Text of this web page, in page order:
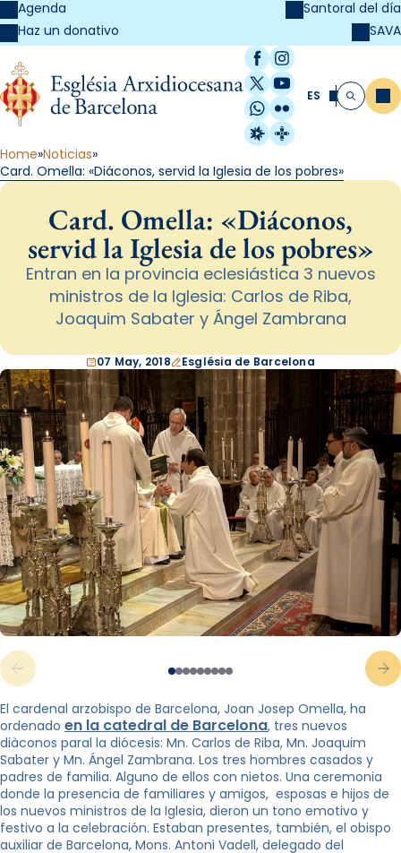
Agenda
Haz un donativo
Santoral del día
SAVA
Facebook
Instagram
X / Twitter
YouTube
WhatsApp
Flickr
Radio Estel
Catalunya
ES Buscar
Home Noticias
Card. Omella: «Diáconos, servid la Iglesia de los pobres»
Card. Omella: «Diáconos,
servid la Iglesia de los pobres»
Entran en la provincia eclesiástica 3 nuevos
ministros de la Iglesia: Carlos de Riba,
Joaquim Sabater y Ángel Zambrana
07 May, 2018 Església de Barcelona
El cardenal arzobispo de Barcelona, ​​Joan Josep Omella, ha
ordenado en la catedral de Barcelona, tres nuevos
diàconos paral la diócesis: Mn. Carlos de Riba, Mn. Joaquim
Sabater y Mn. Ángel Zambrana. Los tres hombres casados ​​y
padres de familia. Alguno de ellos con nietos. Una ceremonia
donde la presencia de familiares y amigos, esposas e hijos de
los nuevos ministros de la Iglesia, dieron un tono emotivo y
festivo a la celebración. Estaban presentes, también, el obispo
auxiliar de Barcelona, Mons. ​​Antoni Vadell, delegado del